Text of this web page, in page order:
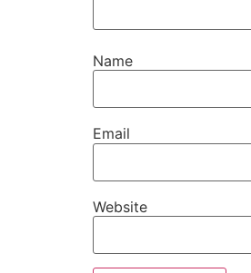
Name
Email
Website